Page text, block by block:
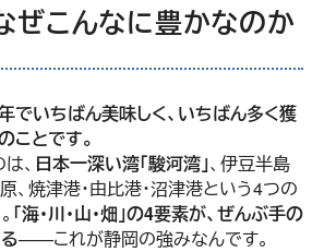
ぜこんなに豊かなのか
でいちばん美味しく、いちばん多く獲
ことです。
、 日本一深い湾「駿河湾」、伊豆半島
、焼津港・由比港・沼津港という4つの
「海・川・山・畑」の4要素が、ぜんぶ手の
——これが静岡の強みなんです。